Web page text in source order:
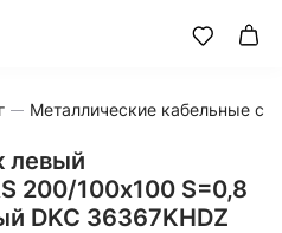
Металлические кабельные
левый
200/100х100 S=0,8
DKC 36367KHDZ